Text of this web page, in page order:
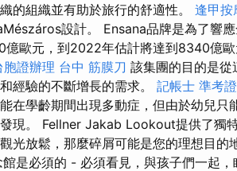
的組織並有助於旅行的舒適性。 逢甲按
設計。 Ensana品牌是為了響
億歐元，到2022年估計將達到8340億歐
胞證辦理 台中 筋膜刀 該集團的目的是從
經驗的不斷增長的需求。 記帳士 準考證
在學齡期間出現多動症，但由於幼兒只
現。 Fellner Jakab Lookout提供了獨
光放鬆，那麼碎屑可能是您的理想目
館是必須的 - 必須看見，與孩子們一起